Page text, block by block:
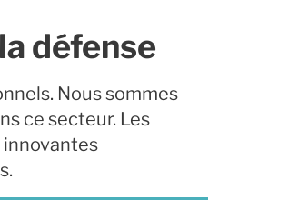
défense
Nous sommes
ce secteur. Les